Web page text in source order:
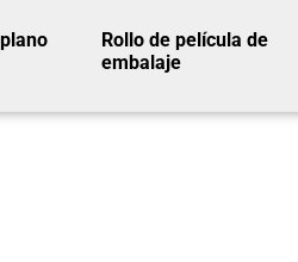
Rollo de película de
embalaje